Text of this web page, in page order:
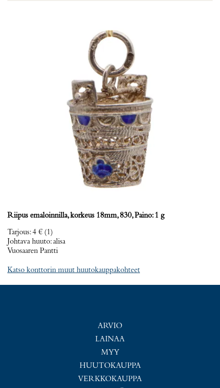
Riipus emaloinnilla, korkeus 18mm, 830, Paino: 1 g
Tarjous:4 € (1)
Johtava huuto:alisa
Vuosaaren Pantti
Katso konttorin muut huutokauppakohteet
ARVIO
LAINAA
MYY
HUUTOKAUPPA
VERKKOKAUPPA